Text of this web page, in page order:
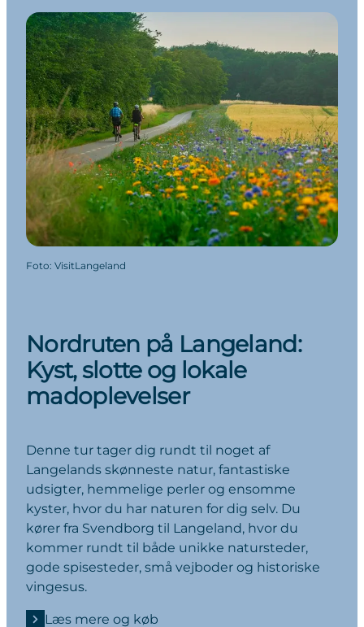
Foto: VisitLangeland
Nordruten på Langeland:
Kyst, slotte og lokale
madoplevelser
Denne tur tager dig rundt til noget af
Langelands skønneste natur, fantastiske
udsigter, hemmelige perler og ensomme
kyster, hvor du har naturen for dig selv. Du
kører fra Svendborg til Langeland, hvor du
kommer rundt til både unikke natursteder,
gode spisesteder, små vejboder og historiske
vingesus.
Læs mere og køb